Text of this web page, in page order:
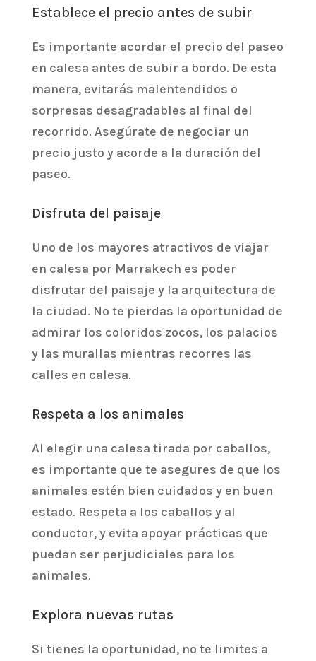
Establece el precio antes de subir
Es importante acordar el precio del paseo
en calesa antes de subir a bordo. De esta
manera, evitarás malentendidos o
sorpresas desagradables al final del
recorrido. Asegúrate de negociar un
precio justo y acorde a la duración del
paseo.
Disfruta del paisaje
Uno de los mayores atractivos de viajar
en calesa por Marrakech es poder
disfrutar del paisaje y la arquitectura de
la ciudad. No te pierdas la oportunidad de
admirar los coloridos zocos, los palacios
y las murallas mientras recorres las
calles en calesa.
Respeta a los animales
Al elegir una calesa tirada por caballos,
es importante que te asegures de que los
animales estén bien cuidados y en buen
estado. Respeta a los caballos y al
conductor, y evita apoyar prácticas que
puedan ser perjudiciales para los
animales.
Explora nuevas rutas
Si tienes la oportunidad, no te limites a